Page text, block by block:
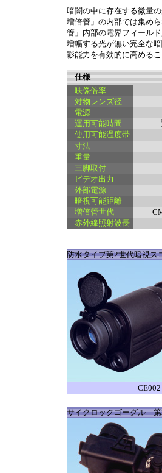
暗闇の中に存在する微量
増倍管」の内部では集め
管」内部の電界フィール
増幅する光が無い完全な
影能力を有効的に高めるこ
仕様
映像倍率
対物レンズ径
電源
運用可能時間
使用可能温度帯
寸法
重量
三脚取付
ビデオ出力
外部電源
暗視可能距離
増倍管世代
赤外線照射波長
防水タイプ第2世代暗視ス
CE002
サイクロックゴーグ